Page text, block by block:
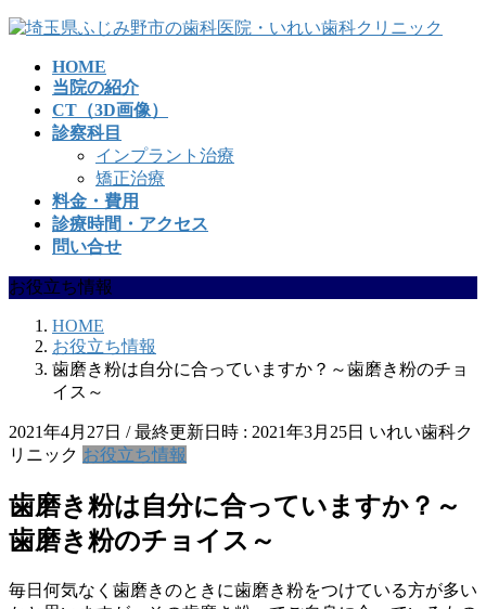
コ
ナ
HOME
当院の紹介
CT（3D画像）
診察科目
インプラント治療
矯正治療
料金・費用
診療時間・アクセス
問い合せ
お役立ち情報
HOME
お役立ち情報
歯磨き粉は自分に合っていますか？～歯磨き粉のチョ
イス～
2021年4月27日 / 最終更新日時 : 2021年3月25日 いれい歯科ク
リニック お役立ち情報
歯磨き粉は自分に合っていますか？～
歯磨き粉のチョイス～
毎日何気なく歯磨きのときに歯磨き粉をつけている方が多い